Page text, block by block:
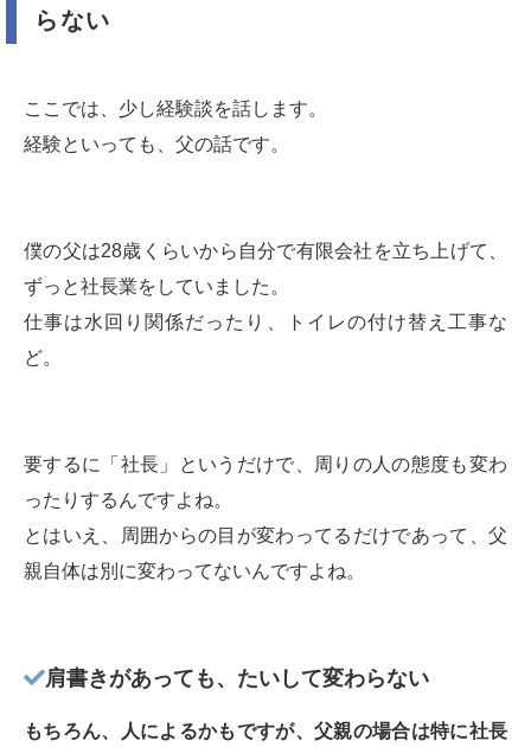
らない
ここでは、少し経験談を話します。
経験といっても、父の話です。
僕の父は28歳くらいから自分で有限会社を立ち上げて、
ずっと社長業をしていました。
仕事は水回り関係だったり、トイレの付け替え工事な
ど。
要するに「社長」というだけで、周りの人の態度も変わ
ったりするんですよね。
とはいえ、周囲からの目が変わってるだけであって、父
親自体は別に変わってないんですよね。
肩書きがあっても、たいして変わらない
もちろん、人によるかもですが、父親の場合は特に社長